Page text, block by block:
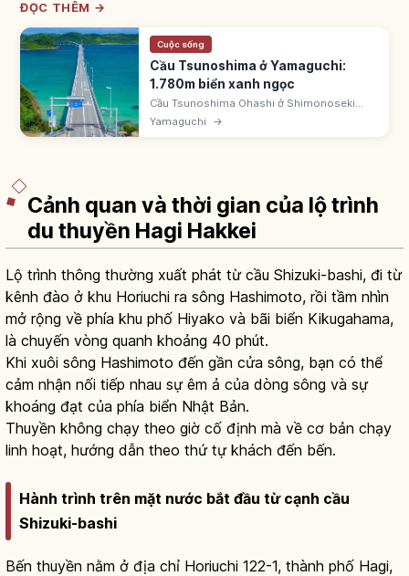
ĐỌC THÊM →
Cuộc sống
Cầu Tsunoshima ở Yamaguchi:
1.780m biển xanh ngọc
Cầu Tsunoshima Ohashi ở Shimonoseki
(Yamaguchi) dài 1.780m nối đảo
Tsunoshima, thông xe 11/2000. Miễn phí qua
Yamaguchi →
Cảnh quan và thời gian của lộ trình
du thuyền Hagi Hakkei
Lộ trình thông thường xuất phát từ cầu Shizuki-bashi, đi từ
kênh đào ở khu Horiuchi ra sông Hashimoto, rồi tầm nhìn
mở rộng về phía khu phố Hiyako và bãi biển Kikugahama,
là chuyến vòng quanh khoảng 40 phút.
Khi xuôi sông Hashimoto đến gần cửa sông, bạn có thể
cảm nhận nối tiếp nhau sự êm ả của dòng sông và sự
khoáng đạt của phía biển Nhật Bản.
Thuyền không chạy theo giờ cố định mà về cơ bản chạy
linh hoạt, hướng dẫn theo thứ tự khách đến bến.
Hành trình trên mặt nước bắt đầu từ cạnh cầu
Shizuki-bashi
Bến thuyền nằm ở địa chỉ Horiuchi 122-1, thành phố Hagi,